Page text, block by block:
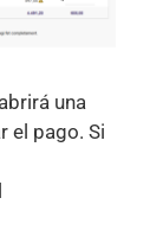
una
el pago. Si